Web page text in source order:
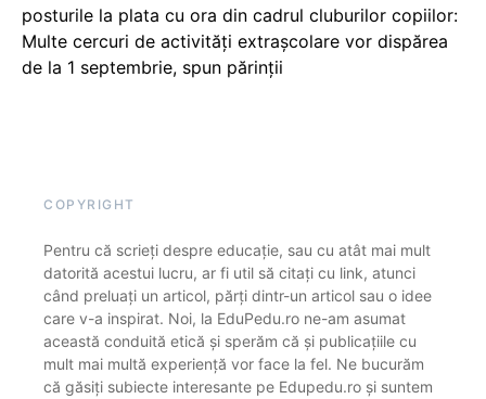
posturile la plata cu ora din cadrul cluburilor copiilor:
Multe cercuri de activități extrașcolare vor dispărea
de la 1 septembrie, spun părinții
COPYRIGHT
Pentru că scrieți despre educație, sau cu atât mai mult
datorită acestui lucru, ar fi util să citați cu link, atunci
când preluați un articol, părți dintr-un articol sau o idee
care v-a inspirat. Noi, la EduPedu.ro ne-am asumat
această conduită etică și sperăm că și publicațiile cu
mult mai multă experiență vor face la fel. Ne bucurăm
că găsiți subiecte interesante pe Edupedu.ro și suntem